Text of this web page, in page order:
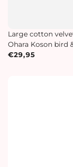
Large cotton
Ohara Koson bird
€29,95